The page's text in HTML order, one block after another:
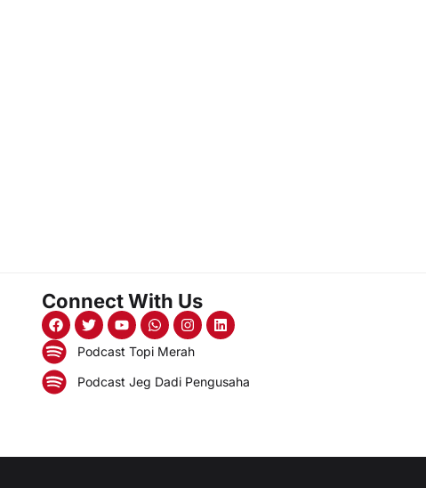
Connect With Us
Podcast Topi Merah
Podcast Jeg Dadi Pengusaha